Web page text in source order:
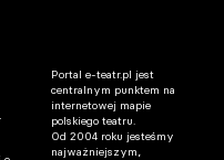
Portal e-teatr.pl jest
centralnym punktem na
internetowej mapie
polskiego teatru.
Od 2004 roku jesteśmy
najważniejszym,